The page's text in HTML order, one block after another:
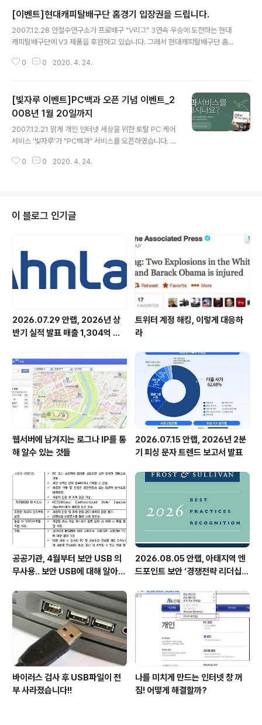
[이벤트]현대캐피탈배구단 홈경기 입장권을 드립니다.
2007.12.28 안철수연구소가 프로배구 "V리그" 3연속 우승에 도전하는 현대
캐피탈배구단에 V3 제품을 후원하고 있습니다. 그래서 현대캐피탈배구단 홈경
유관순체육관이라서 천안에 계시는 분들은 많이 신청해 주시구요. 그런데 요즘
니다. 댓글로 원하는 날짜를 적어주시고 방명록에 비밀글로 티켓을 받으실 주소
를 적어주시면 됩니다. 우편으로 발송해 드릴 예정이오니, 1월 4일까지 신청해
주시기 바랍니다. 현대캐피탈배구단이 용병없이 올 시즌을 치르고 있지만, 초반
의 부진을 털고 5연승을 질주..
0 0 2020. 4. 24.
[빛자루 이벤트]PC백과 오픈 기념 이벤트_2
008년 1월 20일까지
2007.12.21 맑게 개인 인터넷 세상을 위한 토탈 PC 케어
서비스 '빛자루'가 "PC백과" 서비스를 오픈하였습니다. [P
께 PC에서 발생할 수 있는 각종 문제를 해결하기 위한 것
장 많이 쌓으신 분에게 노트북, 내비게이션, 닌텐도 등등 솔
깃한 경품들이 제공될 예정이오니, 컴퓨터 도사 여러분들
많은 참여 부탁드려요~~ 그림을 클릭하시면 이벤트 페이
0 0 2020. 4. 24.
이 블로그 인기글
2026.07.29 안랩, 2026년 상
반기 실적 발표 매출 1,304억 원,
트위터 계정 해킹, 이렇게 대응하
라
웹서버에 남겨지는 로그나 IP를 통
해 알수 있는 것들
2026.07.15 안랩, 2026년 2분
기 피싱 문자 트렌드 보고서 발표
공공기관, 4월부터 보안 USB 의
무사용.. 보안 USB에 대해 알아봅
2026.08.05 안랩, 아태지역 엔
드포인트 보안 ‘경쟁전략 리더십’
바이러스 검사 후 USB파일이 전
부 사라졌습니다!!
나를 미치게 만드는 인터넷 창 꺼
짐! 어떻게 해결할까?